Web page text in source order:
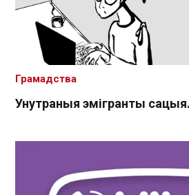
Унутраныя эмігранты
Грамадства